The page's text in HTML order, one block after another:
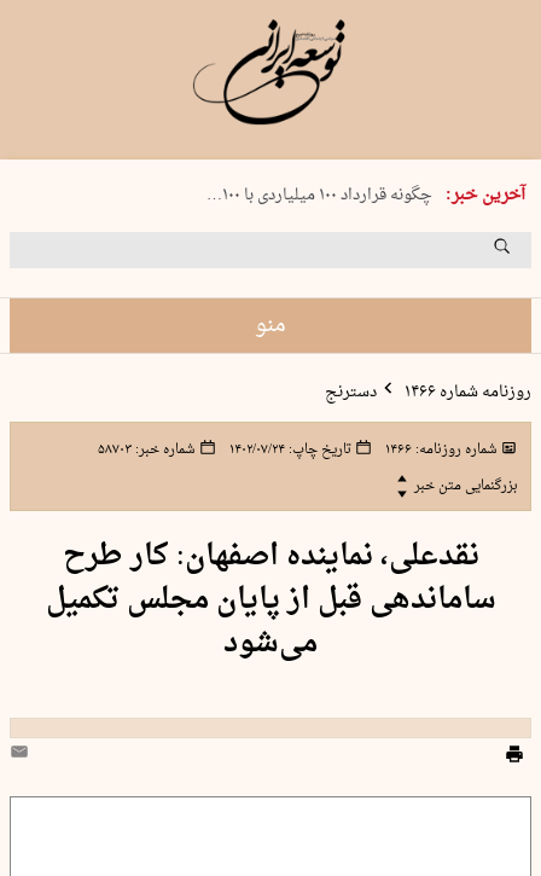
آخرین خبر:
شنبه 17 مرداد 1405 شماره 2244
چگونه قرارداد ۱۰۰ میلیاردی با ۱۰۰…
پنجره‌ای که باز نشد
منو
روزنامه شماره ۱۴۶۶ دسترنج
شماره روزنامه:۱۴۶۶ تاریخ چاپ:۱۴۰۲/۰۷/۲۴ شماره خبر:۵۸۷۰۳
بزرگنمایی متن خبر
نقدعلی، نماینده اصفهان: کار طرح
ساماندهی قبل از پایان مجلس تکمیل
می‌شود